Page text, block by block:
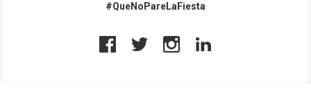
#QueNoPareLaFiesta